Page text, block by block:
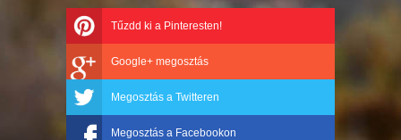
Tűzdd ki a Pinteresten!
Google+ megosztás
Megosztás a Twitteren
Megosztás a Facebookon